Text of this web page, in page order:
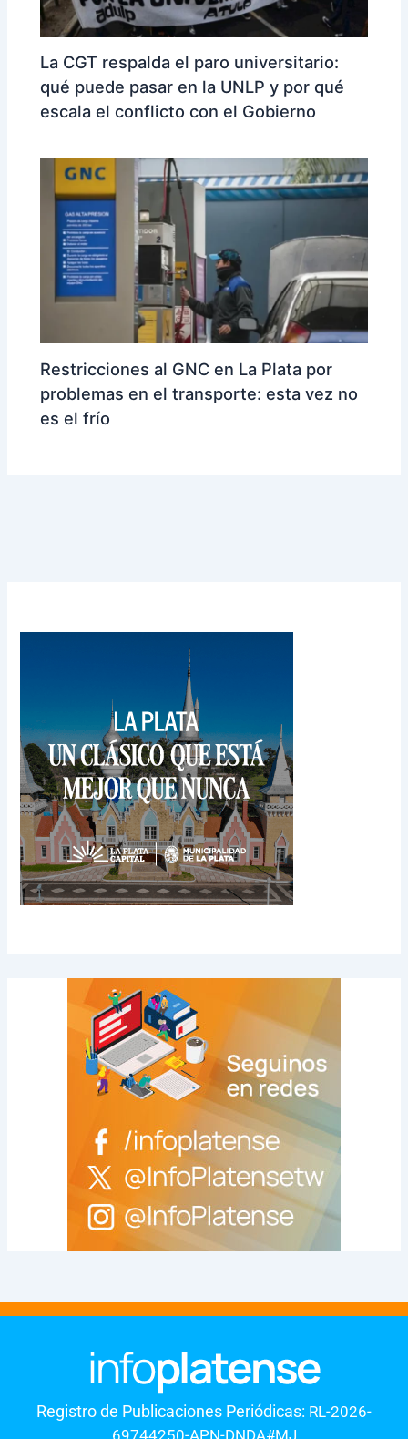
La CGT respalda el paro universitario:
qué puede pasar en la UNLP y por qué
escala el conflicto con el Gobierno
Restricciones al GNC en La Plata por
problemas en el transporte: esta vez no
es el frío
Registro de Publicaciones Periódicas: RL-2026-